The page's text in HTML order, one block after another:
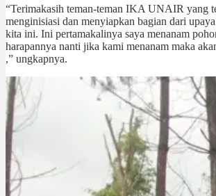
“Terimakasih teman-teman IKA UNAIR yang
menginisiasi dan menyiapkan bagian dari
kita ini. Ini pertamakalinya saya menanam
harapannya nanti jika kami menanam maka
,” ungkapnya.